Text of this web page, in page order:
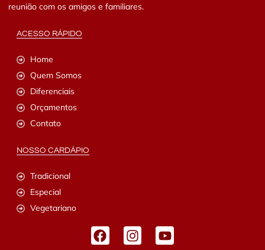
reunião com os amigos e familiares.
ACESSO RÁPIDO
Home
Quem Somos
Diferenciais
Orçamentos
Contato
NOSSO CARDÁPIO
Tradicional
Especial
Vegetariano